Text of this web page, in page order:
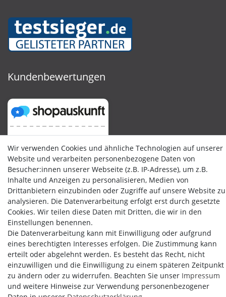
Kundenbewertungen
Copyright by Media-Reich GmbH
Wir verwenden Cookies und ähnliche Technologien auf unserer
Website und verarbeiten personenbezogene Daten von
Besucher:innen unserer Webseite (z.B. IP-Adresse), um z.B.
Inhalte und Anzeigen zu personalisieren, Medien von
Drittanbietern einzubinden oder Zugriffe auf unsere Website zu
analysieren. Die Datenverarbeitung erfolgt erst durch gesetzte
Cookies. Wir teilen diese Daten mit Dritten, die wir in den
Einstellungen benennen.
Die Datenverarbeitung kann mit Einwilligung oder aufgrund
eines berechtigten Interesses erfolgen. Die Zustimmung kann
erteilt oder abgelehnt werden. Es besteht das Recht, nicht
einzuwilligen und die Einwilligung zu einem späteren Zeitpunkt
zu ändern oder zu widerrufen. Beachten Sie unser Impressum
und weitere Hinweise zur Verwendung personenbezogener